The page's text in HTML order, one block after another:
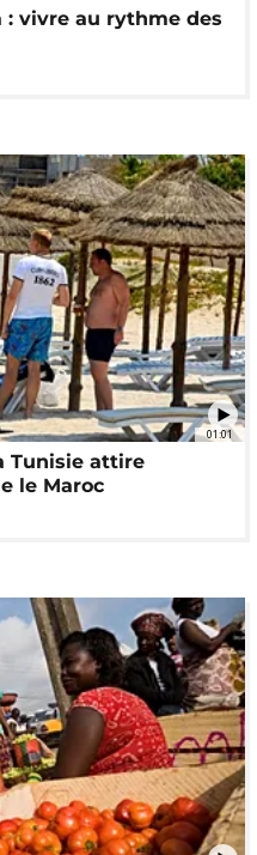
: vivre au rythme des
01:01
Tunisie attire
le Maroc